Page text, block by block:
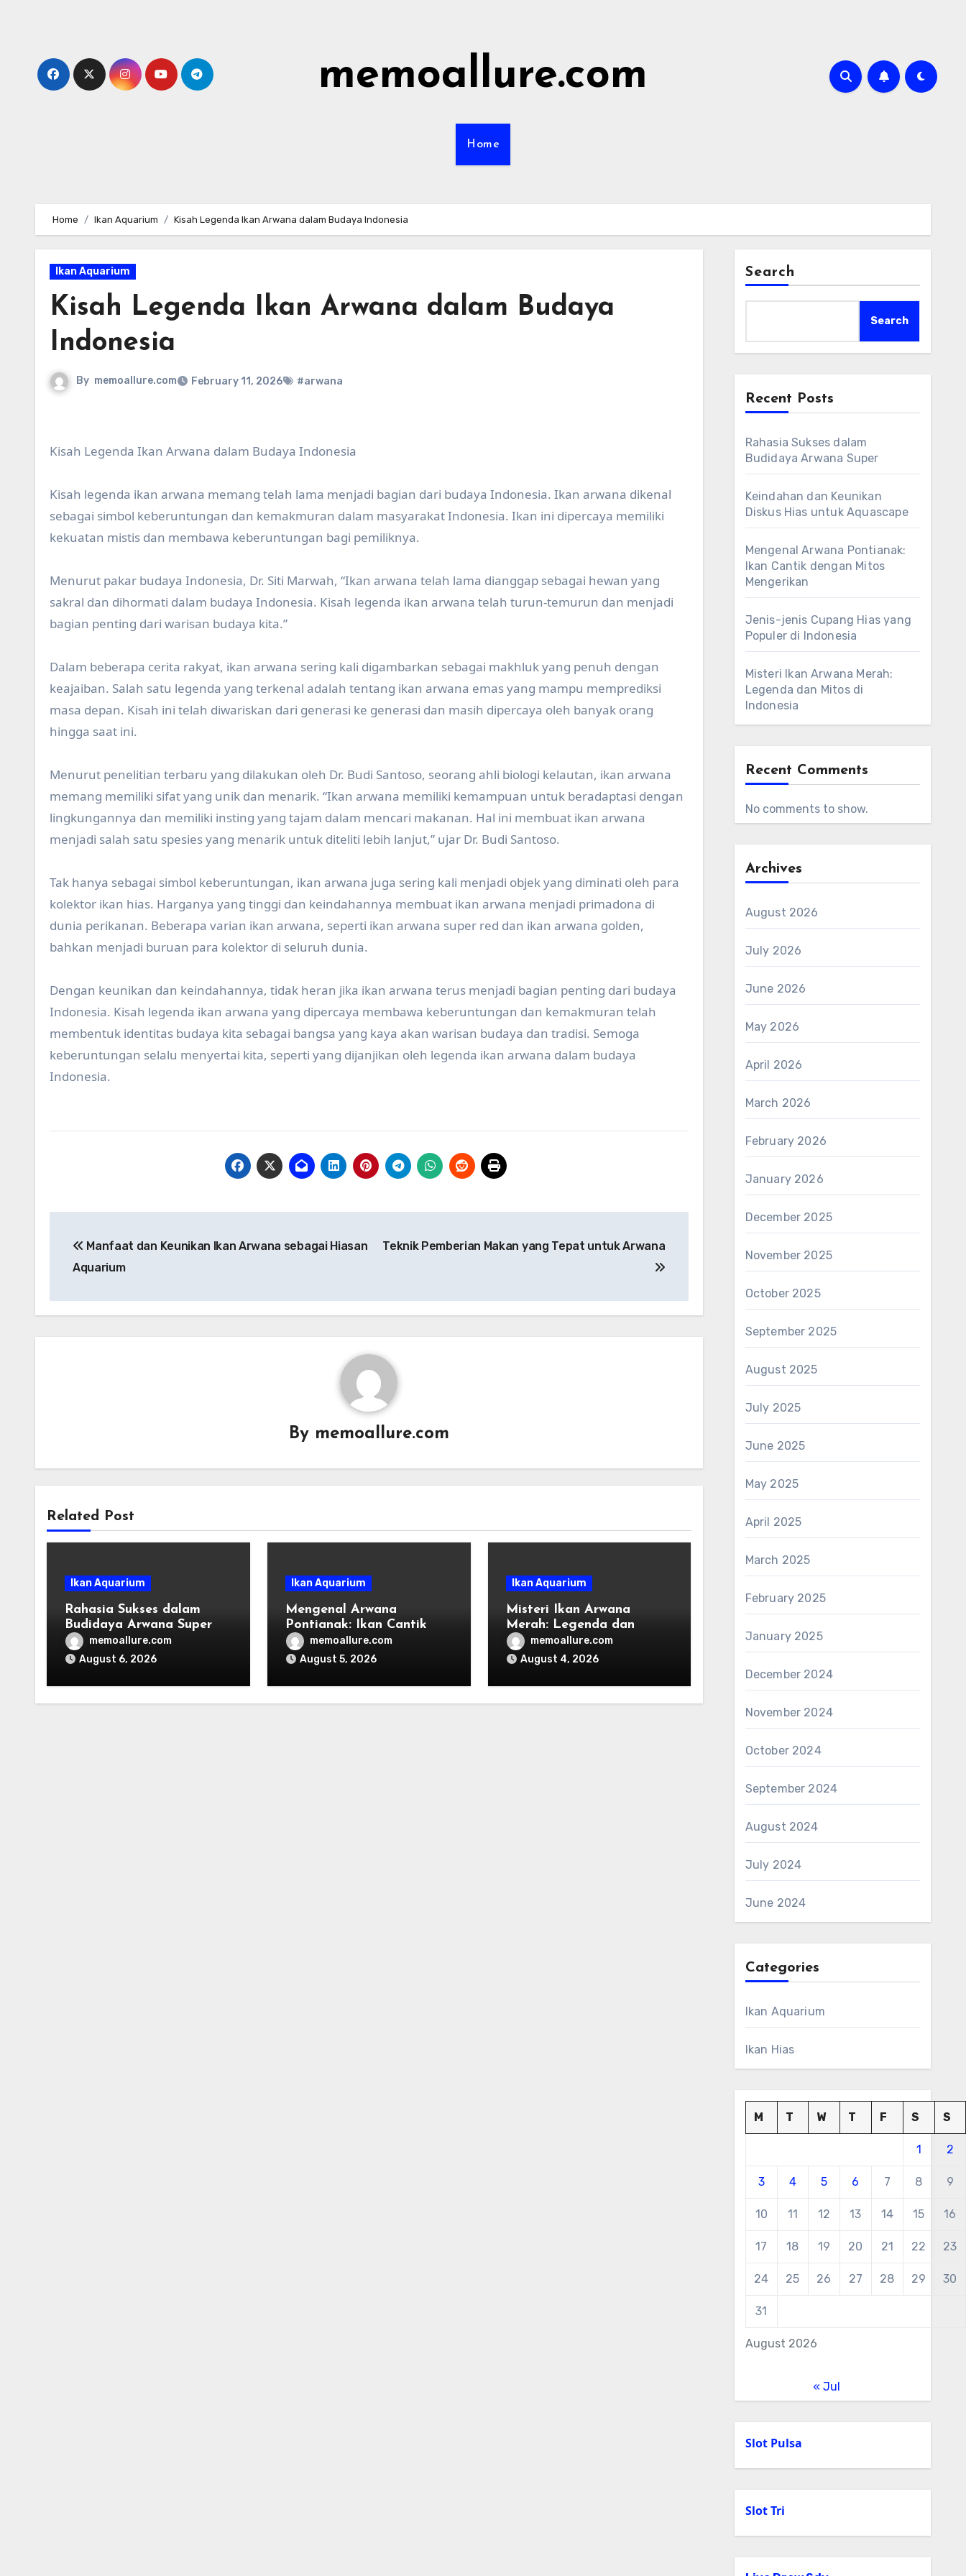
memoallure.com
Home
Home Ikan Aquarium Kisah Legenda Ikan Arwana dalam Budaya Indonesia
Ikan Aquarium
Kisah Legenda Ikan Arwana dalam Budaya
Indonesia
By memoallure.com February 11, 2026 #arwana
Kisah Legenda Ikan Arwana dalam Budaya Indonesia
Kisah legenda ikan arwana memang telah lama menjadi bagian dari budaya Indonesia. Ikan arwana dikenal
sebagai simbol keberuntungan dan kemakmuran dalam masyarakat Indonesia. Ikan ini dipercaya memiliki
kekuatan mistis dan membawa keberuntungan bagi pemiliknya.
Menurut pakar budaya Indonesia, Dr. Siti Marwah, “Ikan arwana telah lama dianggap sebagai hewan yang
sakral dan dihormati dalam budaya Indonesia. Kisah legenda ikan arwana telah turun-temurun dan menjadi
bagian penting dari warisan budaya kita.”
Dalam beberapa cerita rakyat, ikan arwana sering kali digambarkan sebagai makhluk yang penuh dengan
keajaiban. Salah satu legenda yang terkenal adalah tentang ikan arwana emas yang mampu memprediksi
masa depan. Kisah ini telah diwariskan dari generasi ke generasi dan masih dipercaya oleh banyak orang
hingga saat ini.
Menurut penelitian terbaru yang dilakukan oleh Dr. Budi Santoso, seorang ahli biologi kelautan, ikan arwana
memang memiliki sifat yang unik dan menarik. “Ikan arwana memiliki kemampuan untuk beradaptasi dengan
lingkungannya dan memiliki insting yang tajam dalam mencari makanan. Hal ini membuat ikan arwana
menjadi salah satu spesies yang menarik untuk diteliti lebih lanjut,” ujar Dr. Budi Santoso.
Tak hanya sebagai simbol keberuntungan, ikan arwana juga sering kali menjadi objek yang diminati oleh para
kolektor ikan hias. Harganya yang tinggi dan keindahannya membuat ikan arwana menjadi primadona di
dunia perikanan. Beberapa varian ikan arwana, seperti ikan arwana super red dan ikan arwana golden,
bahkan menjadi buruan para kolektor di seluruh dunia.
Dengan keunikan dan keindahannya, tidak heran jika ikan arwana terus menjadi bagian penting dari budaya
Indonesia. Kisah legenda ikan arwana yang dipercaya membawa keberuntungan dan kemakmuran telah
membentuk identitas budaya kita sebagai bangsa yang kaya akan warisan budaya dan tradisi. Semoga
keberuntungan selalu menyertai kita, seperti yang dijanjikan oleh legenda ikan arwana dalam budaya
Indonesia.
navigation
Manfaat dan Keunikan Ikan Arwana sebagai Hiasan
Aquarium
Teknik Pemberian Makan yang Tepat untuk Arwana
By memoallure.com
Related Post
Ikan Aquarium
Rahasia Sukses dalam
Budidaya Arwana Super
memoallure.com
August 6, 2026
Ikan Aquarium
Mengenal Arwana
Pontianak: Ikan Cantik
dengan Mitos Mengerikan
memoallure.com
August 5, 2026
Ikan Aquarium
Misteri Ikan Arwana
Merah: Legenda dan
Mitos di Indonesia
memoallure.com
August 4, 2026
Search
Search
Recent Posts
Rahasia Sukses dalam
Budidaya Arwana Super
Keindahan dan Keunikan
Diskus Hias untuk Aquascape
Mengenal Arwana Pontianak:
Ikan Cantik dengan Mitos
Mengerikan
Jenis-jenis Cupang Hias yang
Populer di Indonesia
Misteri Ikan Arwana Merah:
Legenda dan Mitos di
Indonesia
Recent Comments
No comments to show.
Archives
August 2026
July 2026
June 2026
May 2026
April 2026
March 2026
February 2026
January 2026
December 2025
November 2025
October 2025
September 2025
August 2025
July 2025
June 2025
May 2025
April 2025
March 2025
February 2025
January 2025
December 2024
November 2024
October 2024
September 2024
August 2024
July 2024
June 2024
Categories
Ikan Aquarium
Ikan Hias
August 2026
M T W T F S S
1 2
3 4 5 6 7 8 9
10 11 12 13 14 15 16
17 18 19 20 21 22 23
24 25 26 27 28 29 30
31
« Jul
Slot Pulsa
Slot Tri